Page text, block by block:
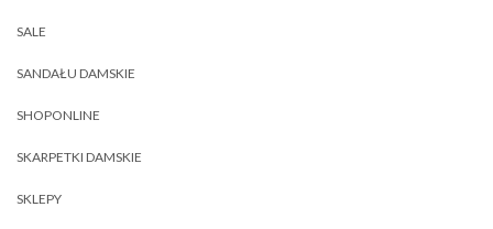
SALE
SANDAŁU DAMSKIE
SHOPONLINE
SKARPETKI DAMSKIE
SKLEPY